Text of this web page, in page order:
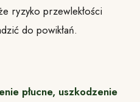
ryzyko przewlekłości
do powikłań.
płucne, uszkodzenie